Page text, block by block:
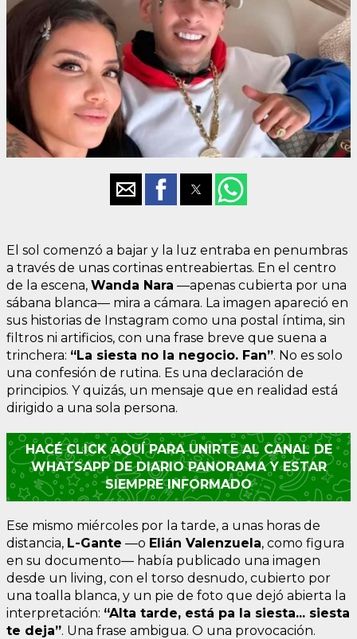
El sol comenzó a bajar y la luz entraba en penumbras
a través de unas cortinas entreabiertas. En el centro
de la escena, Wanda Nara —apenas cubierta por una
sábana blanca— mira a cámara. La imagen apareció en
sus historias de Instagram como una postal íntima, sin
filtros ni artificios, con una frase breve que suena a
trinchera: “La siesta no la negocio. Fan”. No es solo
una confesión de rutina. Es una declaración de
principios. Y quizás, un mensaje que en realidad está
dirigido a una sola persona.
HACÉ CLICK AQUÍ PARA UNIRTE AL CANAL DE
WHATSAPP DE DIARIO PANORAMA Y ESTAR
SIEMPRE INFORMADO
Ese mismo miércoles por la tarde, a unas horas de
distancia, L-Gante —o Elián Valenzuela, como figura
en su documento— había publicado una imagen
desde un living, con el torso desnudo, cubierto por
una toalla blanca, y un pie de foto que dejó abierta la
interpretación: “Alta tarde, está pa la siesta... siesta
te deja”. Una frase ambigua. O una provocación.